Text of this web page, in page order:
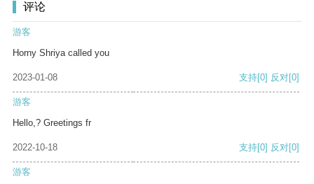
评论
游客
Horny Shriya called you
2023-01-08 支持[0] 反对[0]
游客
Hello,? Greetings fr
2022-10-18 支持[0] 反对[0]
游客